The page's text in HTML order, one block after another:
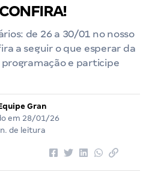
de 26 a 30/01 no nosso
a seguir o que esperar da
programação e participe
Gran
em 28/01/26
de leitura